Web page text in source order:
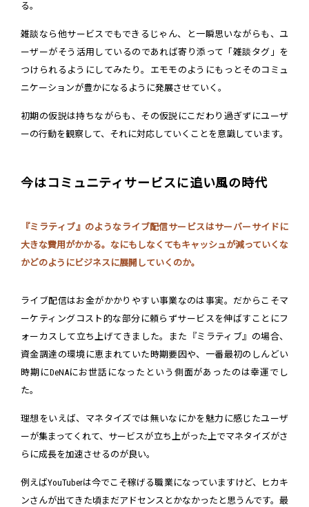
る。
雑談なら他サービスでもできるじゃん、と一瞬思いながらも、ユ
ーザーがそう活用しているのであれば寄り添って「雑談タグ」を
つけられるようにしてみたり。エモモのようにもっとそのコミュ
ニケーションが豊かになるように発展させていく。
初期の仮説は持ちながらも、その仮説にこだわり過ぎずにユーザ
ーの行動を観察して、それに対応していくことを意識しています。
今はコミュニティサービスに追い風の時代
『ミラティブ』のようなライブ配信サービスはサーバーサイドに
大きな費用がかかる。なにもしなくてもキャッシュが減っていくな
かどのようにビジネスに展開していくのか。
ライブ配信はお金がかかりやすい事業なのは事実。だからこそマ
ーケティングコスト的な部分に頼らずサービスを伸ばすことにフ
ォーカスして立ち上げてきました。また『ミラティブ』の場合、
資金調達の環境に恵まれていた時期要因や、一番最初のしんどい
時期にDeNAにお世話になったという側面があったのは幸運でし
た。
理想をいえば、マネタイズでは無いなにかを魅力に感じたユーザ
ーが集まってくれて、サービスが立ち上がった上でマネタイズがさ
らに成長を加速させるのが良い。
例えばYouTuberは今でこそ稼げる職業になっていますけど、ヒカキ
ンさんが出てきた頃まだアドセンスとかなかったと思うんです。最